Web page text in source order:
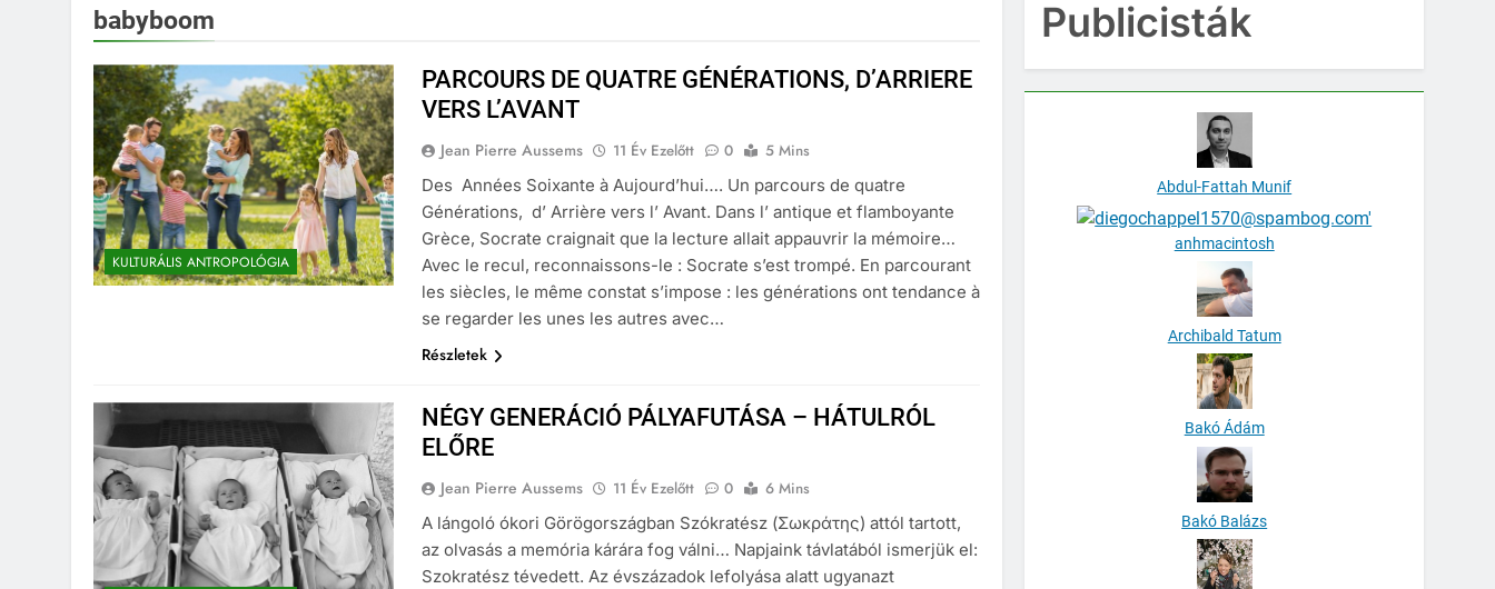
babyboom
KULTURÁLIS ANTROPOLÓGIA
PARCOURS DE QUATRE GÉNÉRATIONS, D’ARRIERE
VERS L’AVANT
Jean Pierre Aussems 11 Év Ezelőtt 0
5 Mins
Des Années Soixante à Aujourd’hui…. Un parcours de quatre
Générations, d’ Arrière vers l’ Avant. Dans l’ antique et flamboyante
Grèce, Socrate craignait que la lecture allait appauvrir la mémoire…
Avec le recul, reconnaissons-le : Socrate s’est trompé. En parcourant
les siècles, le même constat s’impose : les générations ont tendance à
se regarder les unes les autres avec…
Részletek
NÉGY GENERÁCIÓ PÁLYAFUTÁSA – HÁTULRÓL
ELŐRE
Jean Pierre Aussems 11 Év Ezelőtt 0
6 Mins
A lángoló ókori Görögországban Szókratész (Σωκράτης) attól tartott,
az olvasás a memória kárára fog válni… Napjaink távlatából ismerjük el:
Szokratész tévedett. Az évszázadok lefolyása alatt ugyanazt
Publicisták
Abdul-Fattah Munif
anhmacintosh
Archibald Tatum
Bakó Ádám
Bakó Balázs